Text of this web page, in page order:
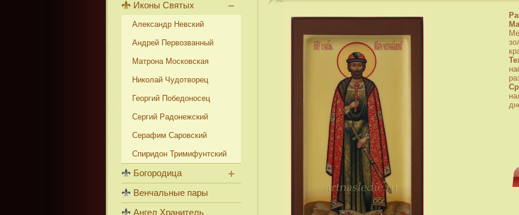
Иконы Святых
Александр Невский
Андрей Первозванный
Матрона Московская
Николай Чудотворец
Георгий Победоносец
Сергий Радонежский
Серафим Саровский
Спиридон Тримифунтский
Богородица
Венчальные пары
Ангел Хранитель